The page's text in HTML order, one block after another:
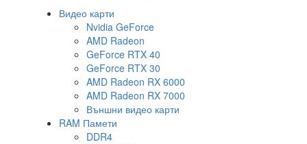
Видео карти
Nvidia GeForce
AMD Radeon
GeForce RTX 40
GeForce RTX 30
AMD Radeon RX 6000
AMD Radeon RX 7000
Външни видео карти
RAM Памети
DDR4